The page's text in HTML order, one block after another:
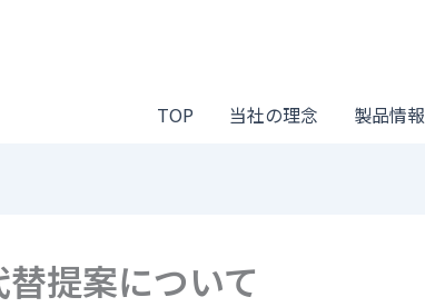
TOP 当社の理念 製品情報
提案について